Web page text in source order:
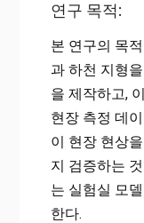
연구 목적:
본 연구의 목
과 하천 지형
을 제작하고,
현장 측정 데
이 현장 현상
지 검증하는
는 실험실 모
한다.